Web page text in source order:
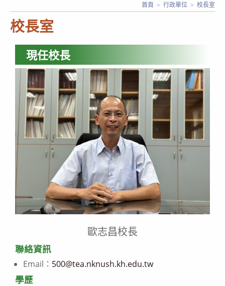
校長室
首頁 > 行政單位 > 校長室
現任校長
歐志昌校長
聯絡資訊
Email： 500@tea.nknush.kh.edu.tw
學歷